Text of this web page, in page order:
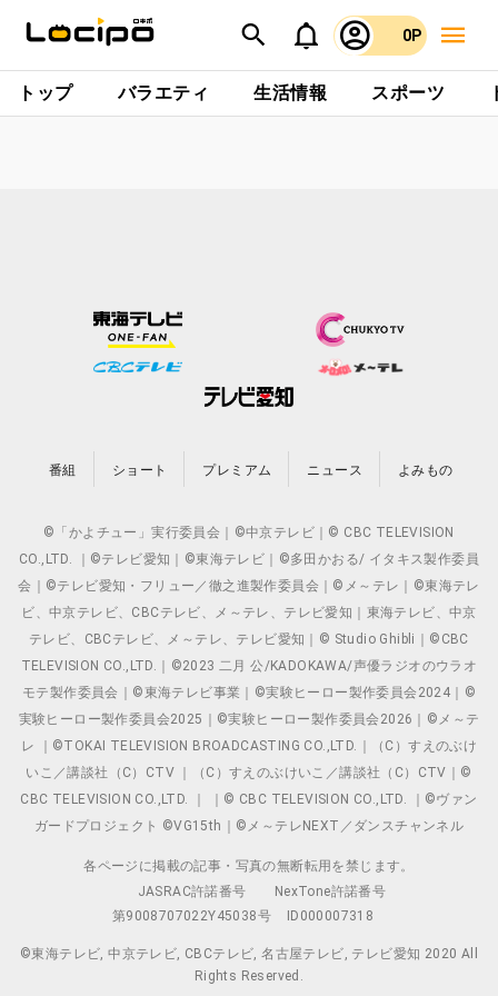
0P
トップ バラエティ 生活情報 スポーツ
番組 ショート プレミアム ニュース よみもの
©「かよチュー」実行委員会｜©中京テレビ｜© CBC TELEVISION
CO.,LTD. ｜©テレビ愛知｜©東海テレビ｜©多田かおる/ イタキス製作委員
会｜©テレビ愛知・フリュー／徹之進製作委員会｜©メ～テレ｜©東海テレ
ビ、中京テレビ、CBCテレビ、メ～テレ、テレビ愛知｜東海テレビ、中京
テレビ、CBCテレビ、メ～テレ、テレビ愛知｜© Studio Ghibli｜©CBC
TELEVISION CO.,LTD.｜©2023 二月 公/KADOKAWA/声優ラジオのウラオ
モテ製作委員会｜©東海テレビ事業｜©実験ヒーロー製作委員会2024｜©
実験ヒーロー製作委員会2025｜©実験ヒーロー製作委員会2026｜©メ～テ
レ ｜©TOKAI TELEVISION BROADCASTING CO.,LTD.｜（C）すえのぶけ
いこ／講談社（C）CTV ｜（C）すえのぶけいこ／講談社（C）CTV｜©
CBC TELEVISION CO.,LTD. ｜ ｜© CBC TELEVISION CO.,LTD. ｜©ヴァン
ガードプロジェクト ©VG15th｜©メ～テレNEXT／ダンスチャンネル
各ページに掲載の記事・写真の無断転用を禁じます。
JASRAC許諾番号
NexTone許諾番号
第9008707022Y45038号
ID000007318
©東海テレビ, 中京テレビ, CBCテレビ, 名古屋テレビ, テレビ愛知 2020 All
Rights Reserved.